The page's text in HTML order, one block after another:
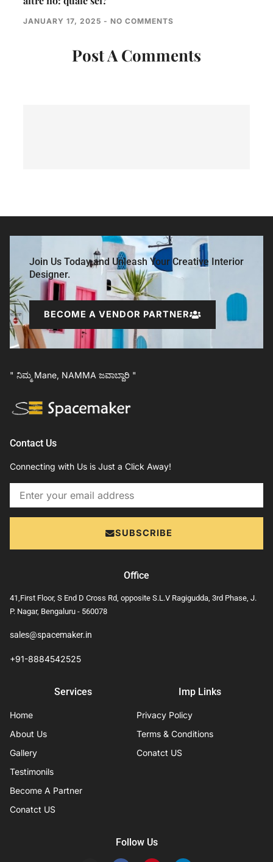
JANUARY 17, 2025 NO COMMENTS
Post A Comments
Join Us Today and Unleash Your Creative Interior
Designer.
BECOME A VENDOR PARTNER
" ನಿಮ್ಮ Mane, NAMMA ಜವಾಬ್ದಾರಿ "
Contact Us
Connecting with Us is Just a Click Away!
Email
SUBSCRIBE
Office
41,First Floor, S End D Cross Rd, opposite S.L.V Ragigudda, 3rd Phase, J.
P. Nagar, Bengaluru - 560078
sales@spacemaker.in
+91-8884542525
Services
Home
About Us
Gallery
Testimonils
Become A Partner
Conatct US
Imp Links
Privacy Policy
Terms & Conditions
Conatct US
Follow Us